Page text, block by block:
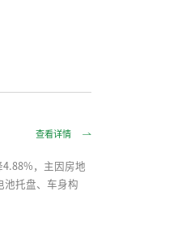
查看详情
，主因房地
池托盘、车身构